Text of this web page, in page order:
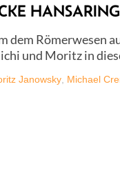
dem Römerwesen
und Moritz in
Janowsky Michael